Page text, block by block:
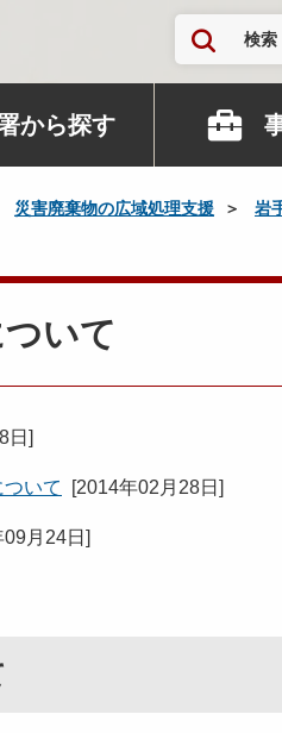
検索
から探す
災害廃棄物の広域処理支援
岩
いて
日 ]
いて [2014年02月28日 ]
月24日 ]